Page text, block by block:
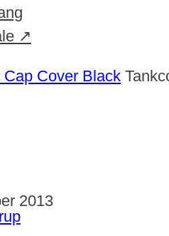
↗
Cap Cover Black
2013